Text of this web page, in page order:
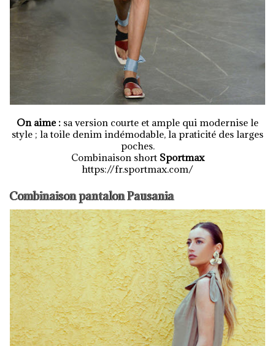
On aime : sa version courte et ample qui modernise le
style ; la toile denim indémodable, la praticité des larges
poches.
Combinaison short Sportmax
https://fr.sportmax.com/
Combinaison pantalon Pausania